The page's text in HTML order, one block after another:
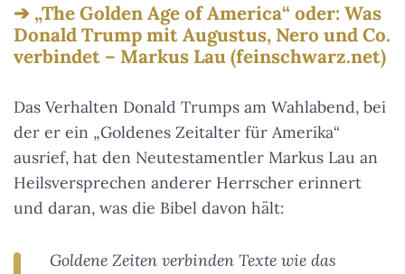
„The Golden Age of America“ oder: Was
Donald Trump mit Augustus, Nero und Co.
verbindet – Markus Lau (feinschwarz.net)
Das Verhalten Donald Trumps am Wahlabend, bei
der er ein „Goldenes Zeitalter für Amerika“
ausrief, hat den Neutestamentler Markus Lau an
Heilsversprechen anderer Herrscher erinnert
und daran, was die Bibel davon hält:
Goldene Zeiten verbinden Texte wie das